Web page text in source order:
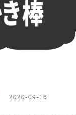
2020-09-16